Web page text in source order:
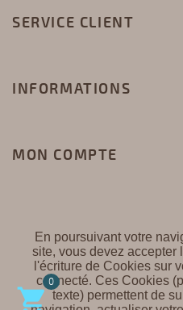
SERVICE CLIENT
INFORMATIONS
MON COMPTE
En poursuivant votre
site, vous devez accepter
l'écriture de Cookies sur
connecté. Ces Cookies
texte) permettent de

0